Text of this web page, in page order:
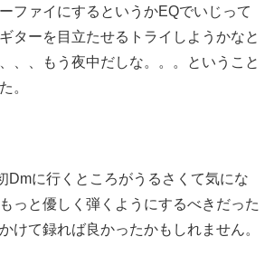
ファイにするというかEQでいじって
ターを目立たせるトライしようかなと
、、もう夜中だしな。。。ということ
。
Dmに行くところがうるさくて気にな
っと優しく弾くようにするべきだった
けて録れば良かったかもしれません。